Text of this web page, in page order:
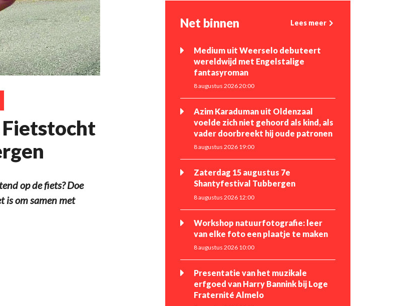
op de fiets? Doe
is om samen met
Net binnen Lees meer
Medium uit Weerselo debuteert
wereldwijd met Engelstalige
fantasyroman
8 augustus 2026 20:00
Azim Karaduman uit Oldenzaal
voelde zich niet gehoord als kind, als
vader doorbreekt hij oude patronen
8 augustus 2026 19:00
Zaterdag 15 augustus 7e
Shantyfestival Tubbergen
8 augustus 2026 12:00
Workshop natuurfotografie: leer
van elke foto een plaatje te maken
8 augustus 2026 10:00
Presentatie van het muzikale
erfgoed van Harry Bannink bij Loge
Fraternité Almelo